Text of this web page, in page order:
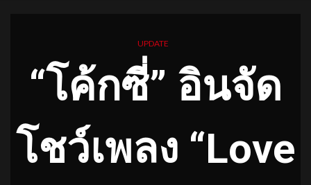
UPDATE
“โค้กซี่” อินจัด
โชว์เพลง “Love